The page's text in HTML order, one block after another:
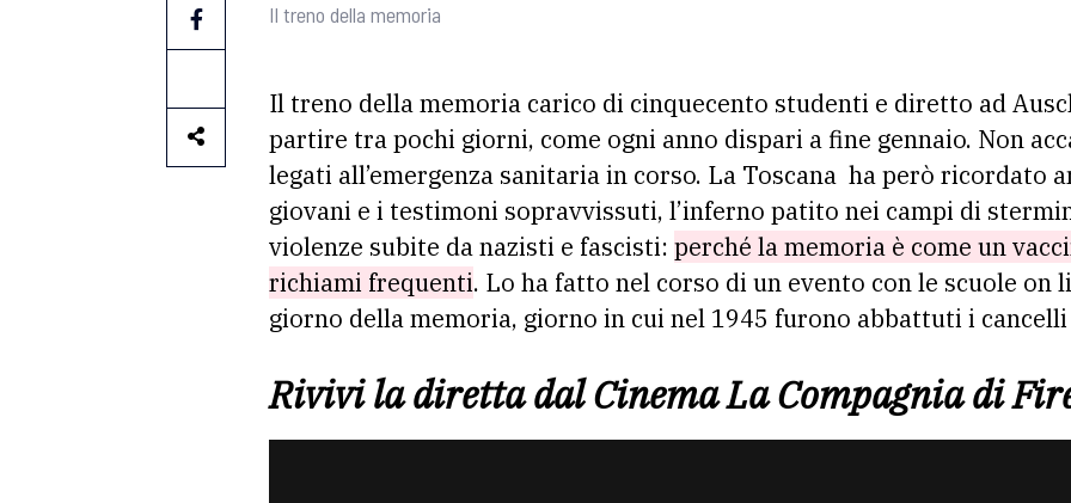
Il treno della memoria
Il treno della memoria carico di cinquecento studenti e diretto ad
partire tra pochi giorni, come ogni anno dispari a fine gennaio. Non
legati all’emergenza sanitaria in corso. La Toscana ha però ricordato
giovani e i testimoni sopravvissuti, l’inferno patito nei campi di
violenze subite da nazisti e fascisti: perché la memoria è come un
richiami frequenti. Lo ha fatto nel corso di un evento con le scuole on
giorno della memoria, giorno in cui nel 1945 furono abbattuti i
Rivivi la diretta dal Cinema La Compagnia di